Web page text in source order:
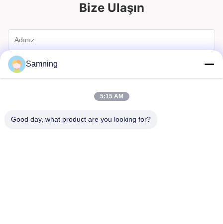
Bize Ulaşın
Samning
5:15 AM
Good day, what product are you looking for?